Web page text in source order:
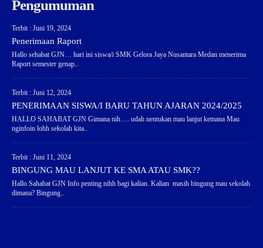
Pengumuman
Terbit : Juni 19, 2024
Penerimaan Raport
Hallo sehabat GJN… hari ini siswa/i SMK Gelora Jaya Nusantara Medan menerima
Raport semester genap..
Terbit : Juni 12, 2024
PENERIMAAN SISWA/I BARU TAHUN AJARAN 2024/2025
HALLO SAHABAT GJN Gimana nih…. udah nentukan mau lanjut kemana Mau
nginfoin lohh sekolah kita..
Terbit : Juni 11, 2024
BINGUNG MAU LANJUT KE SMA ATAU SMK??
Hallo Sahabat GJN Info penting nihh bagi kalian. Kalian masih bingung mau sekolah
dimana? Bingung..